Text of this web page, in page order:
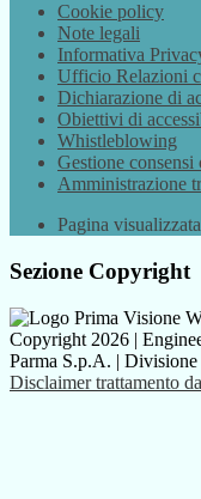
Cookie policy
Note legali
Informativa
Ufficio Relazioni
Dichiarazione di
Obiettivi di
Whistleblowing
Gestione consensi
Amministrazione
Pagina visualizzata
Sezione Copyright
Copyright 2026 |
Parma S.p.A. |
Disclaimer trattamento